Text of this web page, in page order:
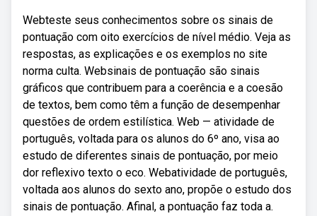
Webteste seus conhecimentos sobre os sinais de
pontuação com oito exercícios de nível médio. Veja as
respostas, as explicações e os exemplos no site
norma culta. Websinais de pontuação são sinais
gráficos que contribuem para a coerência e a coesão
de textos, bem como têm a função de desempenhar
questões de ordem estilística. Web — atividade de
português, voltada para os alunos do 6º ano, visa ao
estudo de diferentes sinais de pontuação, por meio
dor reflexivo texto o eco. Webatividade de português,
voltada aos alunos do sexto ano, propõe o estudo dos
sinais de pontuação. Afinal, a pontuação faz toda a.